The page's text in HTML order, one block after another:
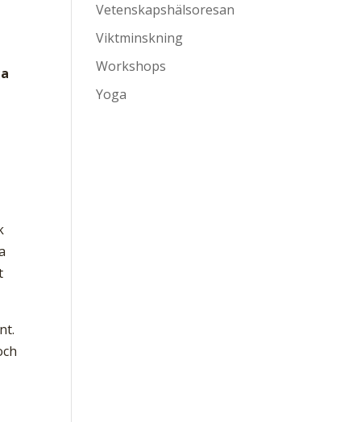
Vetenskapshälsoresan
Viktminskning
Workshops
Yoga